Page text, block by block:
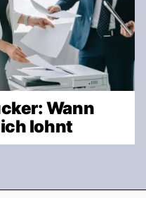
Wann
lohnt